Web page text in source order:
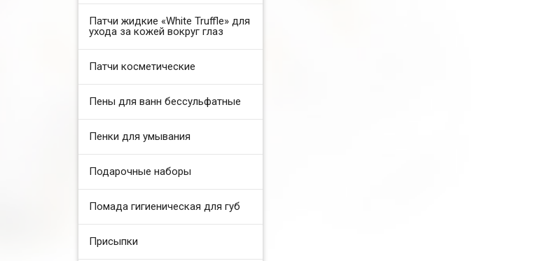
Патчи жидкие «White Truffle» для
ухода за кожей вокруг глаз
Патчи косметические
Пены для ванн бессульфатные
Пенки для умывания
Подарочные наборы
Помада гигиеническая для губ
Присыпки